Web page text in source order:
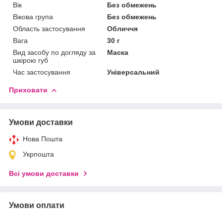
Вік
Без обмежень
Вікова група
Без обмежень
Область застосування
Обличчя
Вага
30 г
Вид засобу по догляду за
шкірою губ
Маска
Час застосування Універсальний
Приховати
Умови доставки
Нова Пошта
Укрпошта
Всі умови доставки
Умови оплати